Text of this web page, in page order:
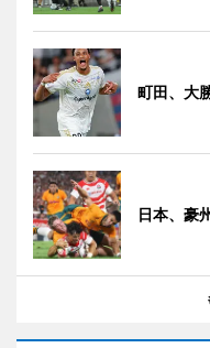
町田、大
日本、豪